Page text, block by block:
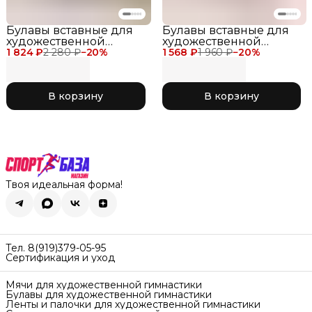
1 824 ₽2 280 ₽−20%
Булавы вставные для
художественной
гимнастики Verba
жёлтый
В корзину
1 568 ₽1 960 ₽−20%
Булавы вставные для
художественной
гимнастики Verba
Черный
В корзину
Твоя идеальная форма!
Тел. 8(919)379-05-95
Сертификация и уход
Мячи для художественной гимнастики
Булавы для художественной гимнастики
Ленты и палочки для художественной гимнастики